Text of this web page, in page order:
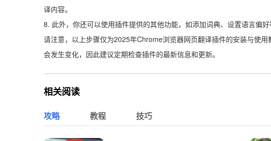
译内容。
8. 此外，你还可以使用插件提供的其他功能，如添加词典、设置语言偏好
请注意，以上步骤仅为2025年Chrome浏览器网页翻译插件的安装与使
会发生变化，因此建议定期检查插件的最新信息和更新。
相关阅读
攻略 教程 技巧